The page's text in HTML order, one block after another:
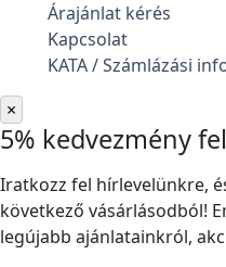
Árajánlat kérés
Kapcsolat
KATA / Számlázási
×
5% kedvezmény
Iratkozz fel hírlevelünkre,
következő vásárlásodból!
legújabb ajánlatainkról,